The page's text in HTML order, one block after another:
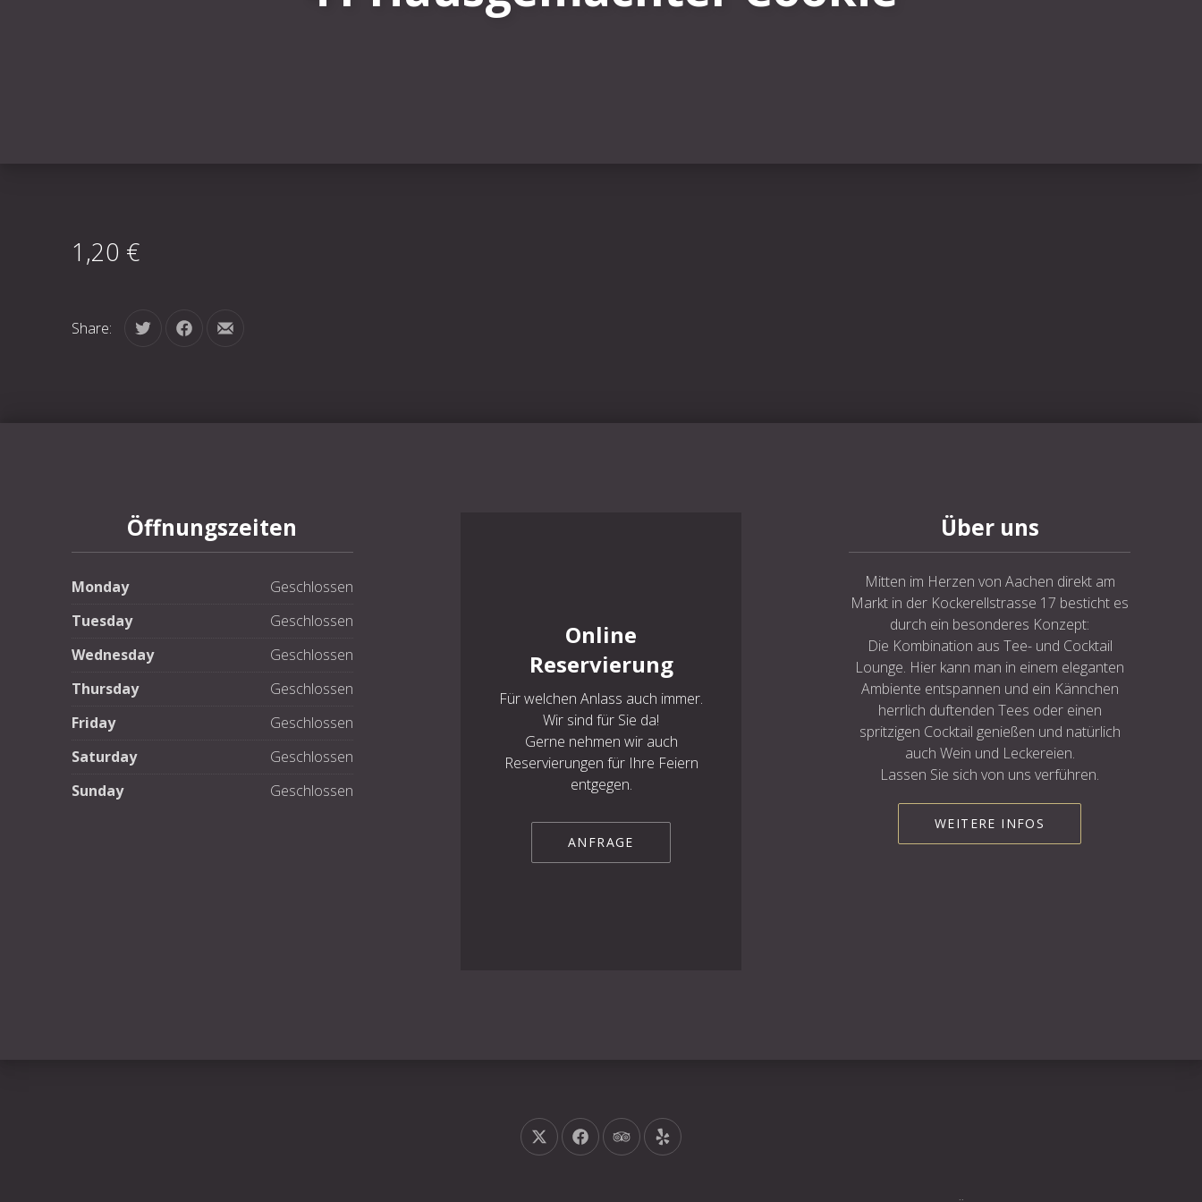
1,20 €
Share: Tweet Share on Facebook
Share by Email
Öffnungszeiten
Monday
Geschlossen
Tuesday
Geschlossen
Wednesday
Geschlossen
Thursday
Geschlossen
Friday
Geschlossen
Saturday
Geschlossen
Sunday
Geschlossen
Online
Reservierung
Für welchen Anlass auch immer.
Wir sind für Sie da!
Gerne nehmen wir auch
Reservierungen für Ihre Feiern
entgegen.
ANFRAGE
Über uns
Mitten im Herzen von Aachen direkt am
Markt in der Kockerellstrasse 17 besticht es
durch ein besonderes Konzept:
Die Kombination aus Tee- und Cocktail
Lounge. Hier kann man in einem eleganten
Ambiente entspannen und ein Kännchen
herrlich duftenden Tees oder einen
spritzigen Cocktail genießen und natürlich
auch Wein und Leckereien.
Lassen Sie sich von uns verführen.
WEITERE INFOS
Neues Fenster
Neues Fenster
Neues FensterNeues Fenster